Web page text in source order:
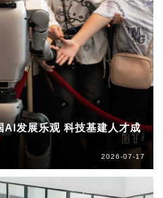
AI发展乐观 科技基建人才成
2026-07-17